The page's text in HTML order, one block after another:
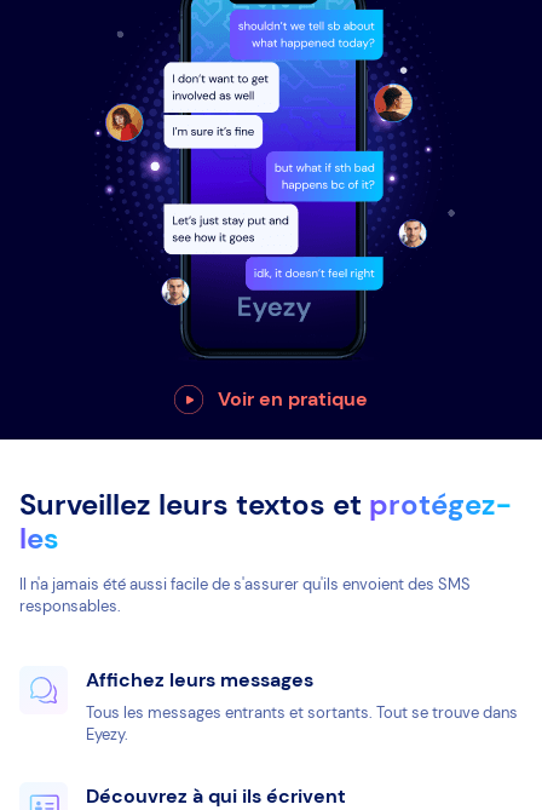
Voir en pratique
Surveillez leurs textos et protégez-
les
Il n'a jamais été aussi facile de s'assurer qu'ils envoient des SMS
responsables.
Affichez leurs messages
Tous les messages entrants et sortants. Tout se trouve dans
Eyezy.
Découvrez à qui ils écrivent